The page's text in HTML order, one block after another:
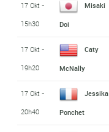
17 Okt -
15h30
Misaki
Doi
17 Okt -
19h20
Caty
McNally
17 Okt -
20h40
Jessika
Ponchet